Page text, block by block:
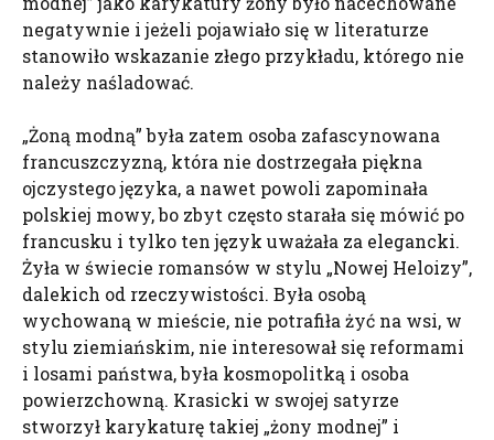
negatywnie i jeżeli pojawiało się w literaturze
stanowiło wskazanie złego przykładu, którego nie
należy naśladować.
„Żoną modną” była zatem osoba zafascynowana
francuszczyzną, która nie dostrzegała piękna
ojczystego języka, a nawet powoli zapominała
polskiej mowy, bo zbyt często starała się mówić po
francusku i tylko ten język uważała za elegancki.
Żyła w świecie romansów w stylu „Nowej Heloizy”,
dalekich od rzeczywistości. Była osobą
wychowaną w mieście, nie potrafiła żyć na wsi, w
stylu ziemiańskim, nie interesował się reformami
i losami państwa, była kosmopolitką i osoba
powierzchowną. Krasicki w swojej satyrze
stworzył karykaturę takiej „żony modnej” i